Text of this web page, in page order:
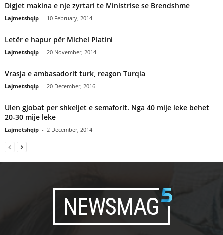
Digjet makina e nje zyrtari te Ministrise se Brendshme
Lajmetshqip - 10 February, 2014
Letër e hapur për Michel Platini
Lajmetshqip - 20 November, 2014
Vrasja e ambasadorit turk, reagon Turqia
Lajmetshqip - 20 December, 2016
Ulen gjobat per shkeljet e semaforit. Nga 40 mije leke behet
20-30 mije leke
Lajmetshqip - 2 December, 2014